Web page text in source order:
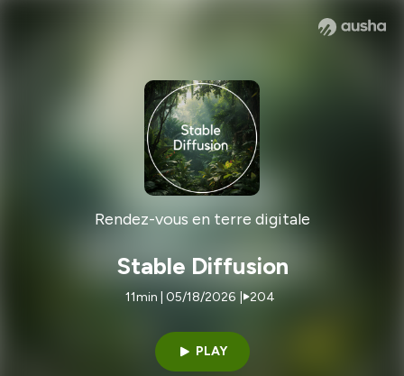
Rendez-vous en terre digitale
Stable Diffusion
11min | 05/18/2026 204
PLAY